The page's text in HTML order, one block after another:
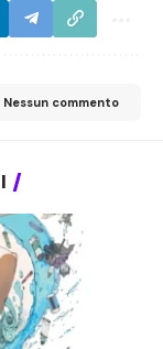
Nessun commento